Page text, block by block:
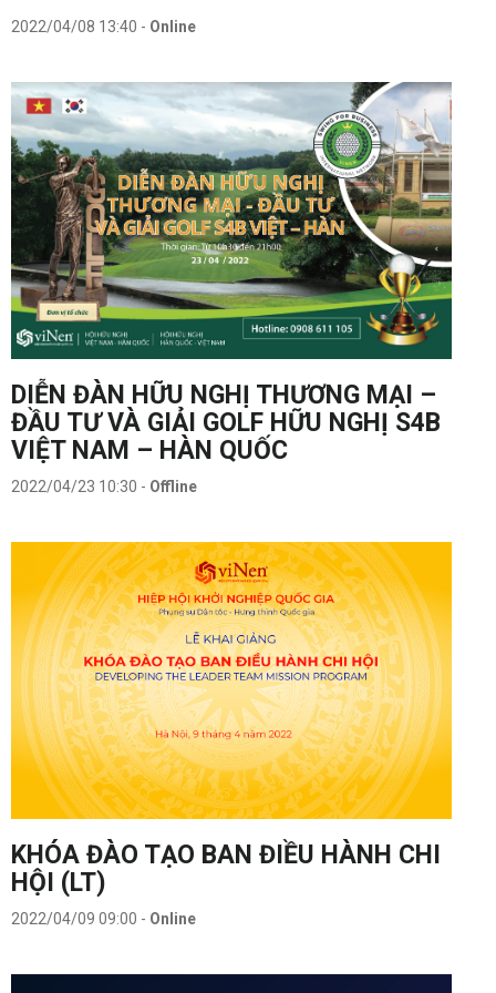
2022/04/08 13:40 - Online
DIỄN ĐÀN HỮU NGHỊ THƯƠNG MẠI –
ĐẦU TƯ VÀ GIẢI GOLF HỮU NGHỊ S4B
VIỆT NAM – HÀN QUỐC
2022/04/23 10:30 - Offline
KHÓA ĐÀO TẠO BAN ĐIỀU HÀNH CHI
HỘI (LT)
2022/04/09 09:00 - Online